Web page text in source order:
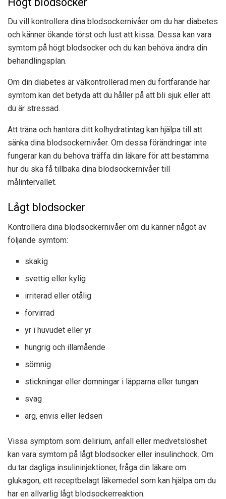
Du vill kontrollera dina blodsockernivåer om du har diabetes
och känner ökande törst och lust att kissa. Dessa kan vara
symtom på högt blodsocker och du kan behöva ändra din
behandlingsplan.
Om din diabetes är välkontrollerad men du fortfarande har
symtom kan det betyda att du håller på att bli sjuk eller att
du är stressad.
Att träna och hantera ditt kolhydratintag kan hjälpa till att
sänka dina blodsockernivåer. Om dessa förändringar inte
fungerar kan du behöva träffa din läkare för att bestämma
hur du ska få tillbaka dina blodsockernivåer till
målintervallet.
Lågt blodsocker
Kontrollera dina blodsockernivåer om du känner något av
följande symtom:
skakig
svettig eller kylig
irriterad eller otålig
förvirrad
yr i huvudet eller yr
hungrig och illamående
sömnig
stickningar eller domningar i läpparna eller tungan
svag
arg, envis eller ledsen
Vissa symptom som delirium, anfall eller medvetslöshet
kan vara symtom på lågt blodsocker eller insulinchock. Om
du tar dagliga insulininjektioner, fråga din läkare om
glukagon, ett receptbelagt läkemedel som kan hjälpa om du
har en allvarlig lågt blodsockerreaktion.